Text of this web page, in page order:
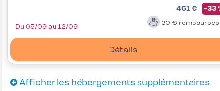
461 € -33
30 € remboursés
Détails
Du 05/09 au 12/09
Afficher les hébergements supplémentaires